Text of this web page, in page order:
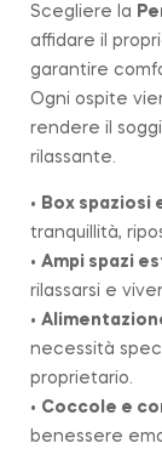
Scegliere la
affidare il
garantire
Ogni ospite
rendere il
rilassante.
• Box
tranquillità,
• Ampi spazi
rilassarsi e
•
necessità
proprietario.
• Coccole e
benessere